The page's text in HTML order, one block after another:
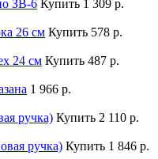
ЗВ-6 Купить 1 309 р.
26 см Купить 578 р.
24 см Купить 487 р.
1 966 р.
ручка) Купить 2 110 р.
ручка) Купить 1 846 р.